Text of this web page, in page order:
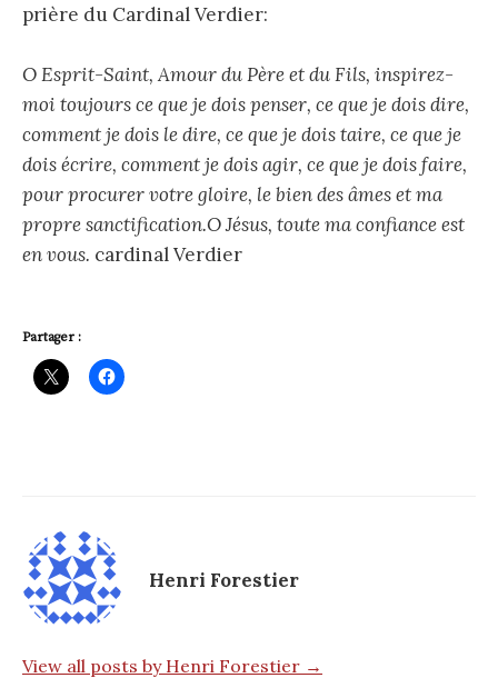
prière du Cardinal Verdier:
O Esprit-Saint, Amour du Père et du Fils, inspirez-
moi toujours ce que je dois penser, ce que je dois dire,
comment je dois le dire, ce que je dois taire, ce que je
dois écrire, comment je dois agir, ce que je dois faire,
pour procurer votre gloire, le bien des âmes et ma
propre sanctification.O Jésus, toute ma confiance est
en vous. cardinal Verdier
Partager :
Henri Forestier
View all posts by Henri Forestier →